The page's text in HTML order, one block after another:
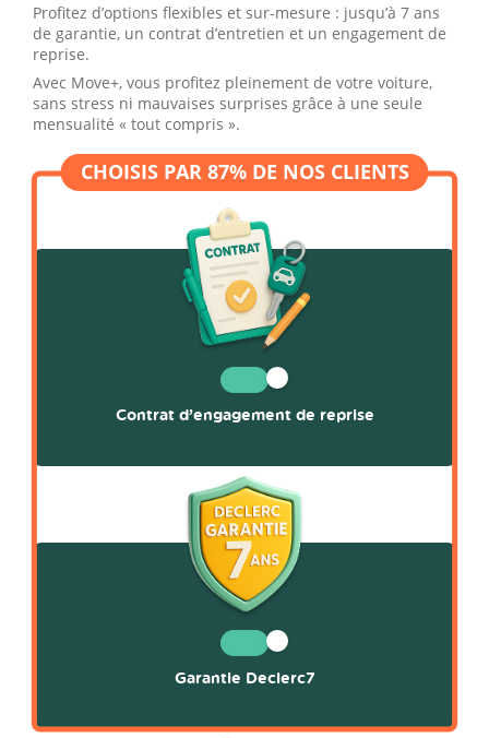
Profitez d’options flexibles et sur-mesure : jusqu’à 7 ans
de garantie, un contrat d’entretien et un engagement de
reprise.
Avec Move+, vous profitez pleinement de votre voiture,
sans stress ni mauvaises surprises grâce à une seule
mensualité « tout compris ».
Contrat d’engagement de reprise
Garantie Declerc7